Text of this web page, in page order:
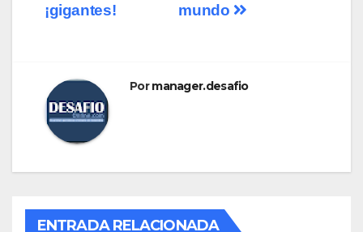
mundo
¡gigantes!
Pormanager.desafio
ENTRADA RELACIONADA